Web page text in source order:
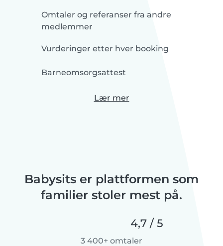
Omtaler og referanser fra andre
medlemmer
Vurderinger etter hver booking
Barneomsorgsattest
Lær mer
Babysits er plattformen som
familier stoler mest på.
4,7 / 5
3 400+ omtaler